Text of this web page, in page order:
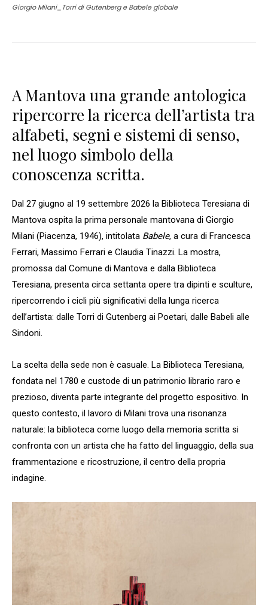
Giorgio Milani_Torri di Gutenberg e Babele globale
A Mantova una grande antologica
ripercorre la ricerca dell’artista tra
alfabeti, segni e sistemi di senso,
nel luogo simbolo della
conoscenza scritta.
Dal 27 giugno al 19 settembre 2026 la Biblioteca Teresiana di
Mantova ospita la prima personale mantovana di Giorgio
Milani (Piacenza, 1946), intitolata Babele, a cura di Francesca
Ferrari, Massimo Ferrari e Claudia Tinazzi. La mostra,
promossa dal Comune di Mantova e dalla Biblioteca
Teresiana, presenta circa settanta opere tra dipinti e sculture,
ripercorrendo i cicli più significativi della lunga ricerca
dell’artista: dalle Torri di Gutenberg ai Poetari, dalle Babeli alle
Sindoni.
La scelta della sede non è casuale. La Biblioteca Teresiana,
fondata nel 1780 e custode di un patrimonio librario raro e
prezioso, diventa parte integrante del progetto espositivo. In
questo contesto, il lavoro di Milani trova una risonanza
naturale: la biblioteca come luogo della memoria scritta si
confronta con un artista che ha fatto del linguaggio, della sua
frammentazione e ricostruzione, il centro della propria
indagine.